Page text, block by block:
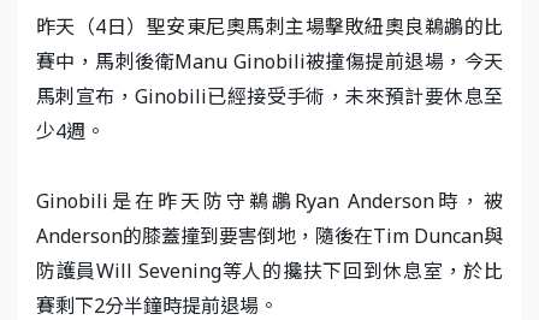
昨天（4日）聖安東尼奧馬刺主場擊敗紐奧良鵜鶘的比
賽中，馬刺後衛Manu Ginobili被撞傷提前退場，今天
馬刺宣布，Ginobili已經接受手術，未來預計要休息至
少4週。
Ginobili是在昨天防守鵜鶘Ryan Anderson時，被
Anderson的膝蓋撞到要害倒地，隨後在Tim Duncan與
防護員Will Sevening等人的攙扶下回到休息室，於比
賽剩下2分半鐘時提前退場。